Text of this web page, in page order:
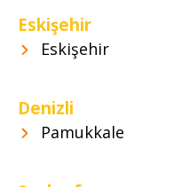
Eskişehir
Eskişehir
Denizli
Pamukkale